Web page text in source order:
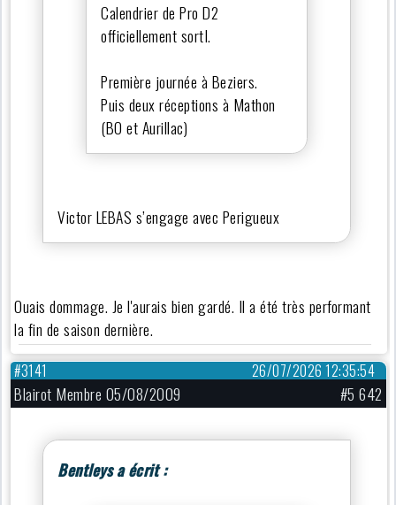
Calendrier de Pro D2
officiellement sortI.
Première journée à Beziers.
Puis deux réceptions à Mathon
(BO et Aurillac)
Victor LEBAS s’engage avec Perigueux
Ouais dommage. Je l'aurais bien gardé. Il a été très performant
la fin de saison dernière.
26/07/2026 12:35:54
#3141
Blairot Membre 05/08/2009 #5 642
Bentleys a écrit :